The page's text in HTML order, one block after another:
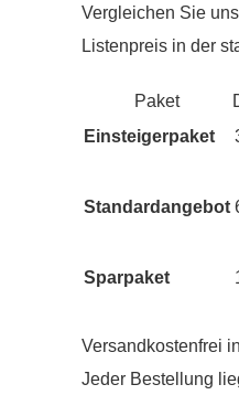
Vergleichen Sie
Listenpreis in der
Paket
Einsteigerpaket
Standardangebot
Sparpaket
Versandkostenfrei
Jeder Bestellung